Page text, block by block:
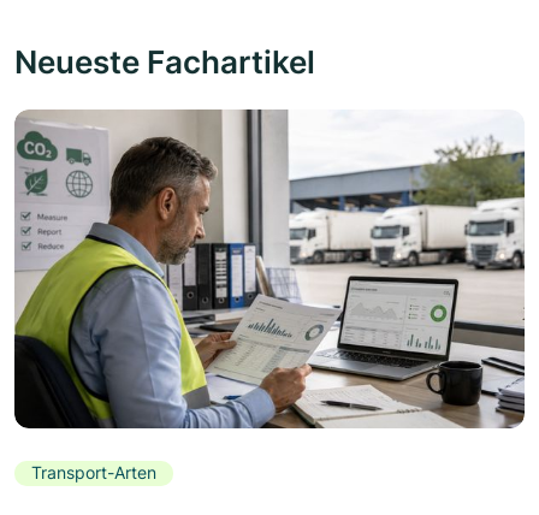
Neueste Fachartikel
Transport-Arten